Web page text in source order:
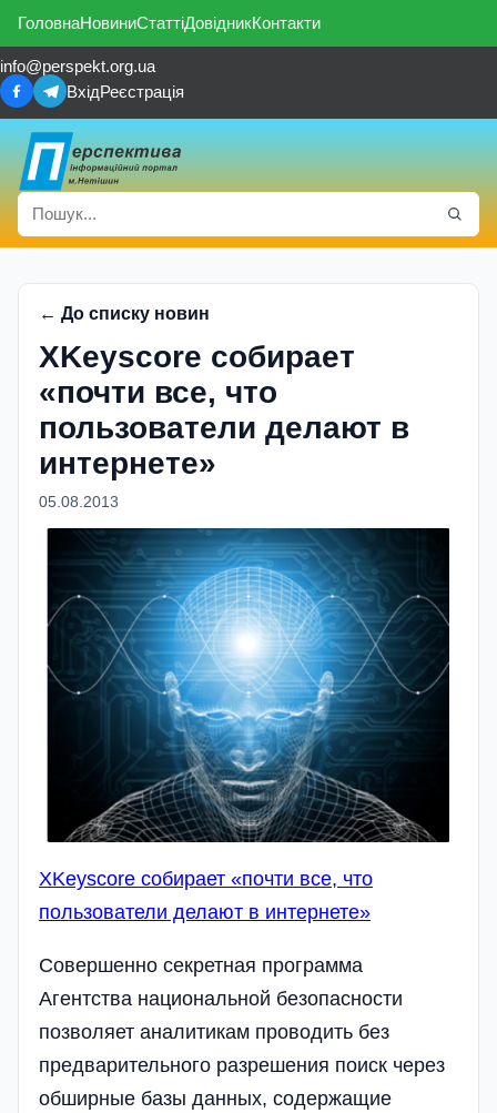
ГоловнаНовиниСтаттіДовідникКонтакти
info@perspekt.org.ua
ВхідРеєстрація
← До списку новин
XKeyscore собирает
«почти все, что
пользователи делают в
интернете»
05.08.2013
XKeyscore собирает «почти все, что
пользователи делают в интернете»
Совершенно секретная программа
Агентства национальной безопасности
позволяет аналитикам проводить без
предварительного разрешения поиск через
обширные базы данных, содержащие